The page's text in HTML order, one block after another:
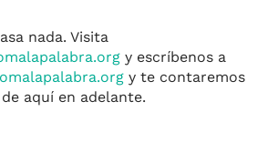
nada. Visita
y escríbenos a
abra.org y te contaremos
aquí en adelante.